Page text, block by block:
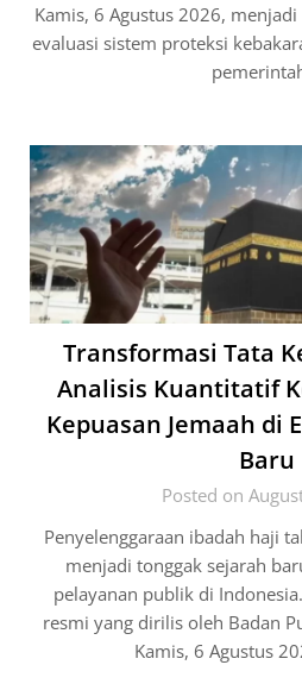
Kamis, 6 Agustus 2026,
evaluasi sistem proteksi
Transformasi Tata
Analisis Kuantitatif
Kepuasan Jemaah di
Baru
Posted on
Penyelenggaraan ibadah haji
menjadi tonggak sejarah
pelayanan publik di
resmi yang dirilis oleh Badan
Kamis, 6 Agustus